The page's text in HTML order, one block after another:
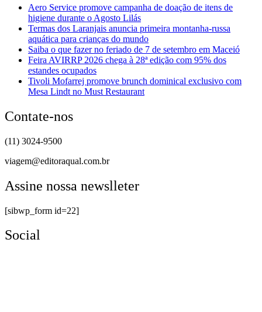
Aero Service promove campanha de doação de itens de
higiene durante o Agosto Lilás
Termas dos Laranjais anuncia primeira montanha-russa
aquática para crianças do mundo
Saiba o que fazer no feriado de 7 de setembro em Maceió
Feira AVIRRP 2026 chega à 28ª edição com 95% dos
estandes ocupados
Tivoli Mofarrej promove brunch dominical exclusivo com
Mesa Lindt no Must Restaurant
Contate-nos
(11) 3024-9500
viagem@editoraqual.com.br
Assine nossa newslleter
[sibwp_form id=22]
Social